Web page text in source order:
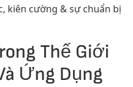
kiên cường & sự chuẩn bị
Thế Giới
Ứng Dụng